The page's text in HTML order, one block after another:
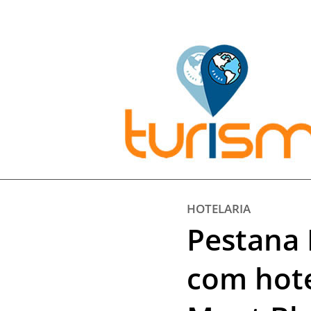
Pesquisar:
HOTELARIA
com